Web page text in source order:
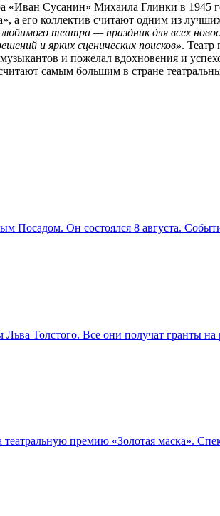
«Иван Сусанин» Михаила Глинки в 1945
а его коллектив считают одним из
театра — праздник для всех
и ярких сценических поисков». Театр
и пожелал вдохновения и
самым большим в стране
Посадом. Он состоялся 8 августа.
Толстого. Все они получат гранты
премию «Золотая маска».